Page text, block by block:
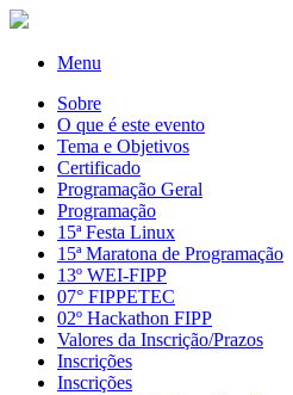
Menu
Sobre
O que é este evento
Tema e Objetivos
Certificado
Programação Geral
Programação
15ª Festa Linux
15ª Maratona de Programação
13º WEI-FIPP
07° FIPPETEC
02º Hackathon FIPP
Valores da Inscrição/Prazos
Inscrições
Inscrições